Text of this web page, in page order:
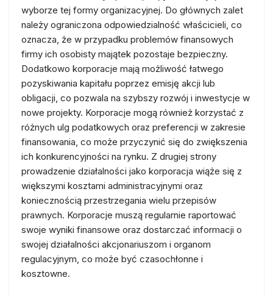
wyborze tej formy organizacyjnej. Do głównych zalet
należy ograniczona odpowiedzialność właścicieli, co
oznacza, że w przypadku problemów finansowych
firmy ich osobisty majątek pozostaje bezpieczny.
Dodatkowo korporacje mają możliwość łatwego
pozyskiwania kapitału poprzez emisję akcji lub
obligacji, co pozwala na szybszy rozwój i inwestycje w
nowe projekty. Korporacje mogą również korzystać z
różnych ulg podatkowych oraz preferencji w zakresie
finansowania, co może przyczynić się do zwiększenia
ich konkurencyjności na rynku. Z drugiej strony
prowadzenie działalności jako korporacja wiąże się z
większymi kosztami administracyjnymi oraz
koniecznością przestrzegania wielu przepisów
prawnych. Korporacje muszą regularnie raportować
swoje wyniki finansowe oraz dostarczać informacji o
swojej działalności akcjonariuszom i organom
regulacyjnym, co może być czasochłonne i
kosztowne.